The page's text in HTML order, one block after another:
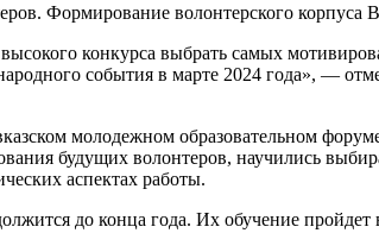
Формирование волонтерского корпуса
конкурса выбрать самых
события в марте 2024 года», —
молодежном образовательном
будущих волонтеров, научились
аспектах работы.
до конца года. Их обучение